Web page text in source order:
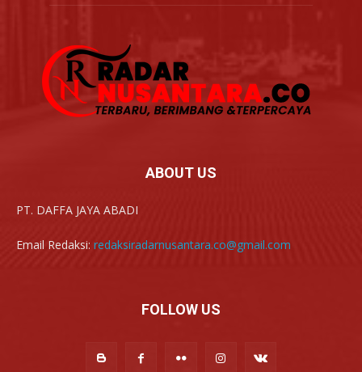
ABOUT US
PT. DAFFA JAYA ABADI
Email Redaksi: redaksiradarnusantara.co@gmail.com
FOLLOW US